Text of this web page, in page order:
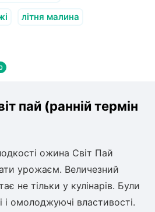
літня малина
пай (ранній термін
ожина Світ Пай
урожаєм. Величезний
не тільки у кулінарів. Були
і омолоджуючі властивості.